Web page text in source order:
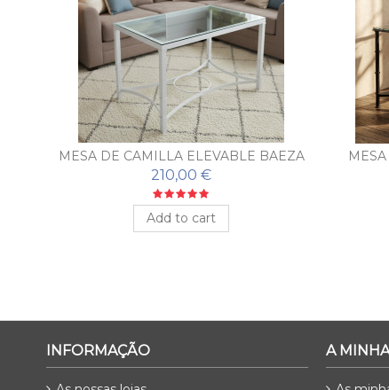
MESA DE CAMILLA ELEVABLE BAEZA
210,00 €
Add to cart
INFORMAÇÃO A